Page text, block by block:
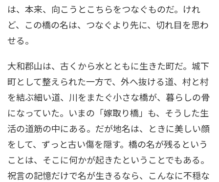
は、本来、向こうとこちらをつなぐものだ。けれ
ど、この橋の名は、つなぐより先に、切れ目を思わ
せる。
大和郡山は、古くから水とともに生きた町だ。城下
町として整えられた一方で、外へ抜ける道、村と村
を結ぶ細い道、川をまたぐ小さな橋が、暮らしの骨
になっていた。いまの「嫁取り橋」も、そうした生
活の道筋の中にある。だが地名は、ときに美しい顔
をして、ずっと古い傷を隠す。橋の名が残るという
ことは、そこに何かが起きたということでもある。
祝言の記憶だけで名が生きるなら、こんなに不穏な